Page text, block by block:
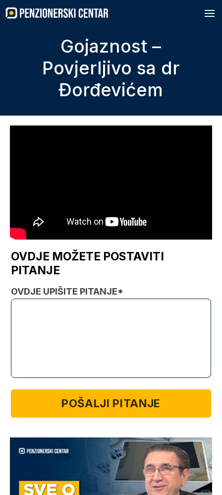
to
content
Gojaznost –
Povjerljivo sa dr
Đorđevićem
OVDJE MOŽETE POSTAVITI
PITANJE
OVDJE UPIŠITE PITANJE*